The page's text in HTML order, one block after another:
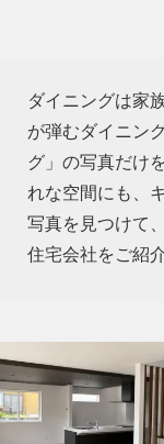
ダイニングは家
が弾むダイニン
グ」の写真だけ
れな空間にも、
写真を見つけて
住宅会社をご紹